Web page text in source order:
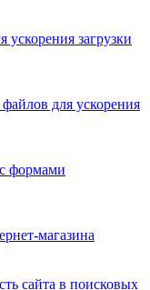
ускорения загрузки
для ускорения
формами
магазина
сайта в поисковых